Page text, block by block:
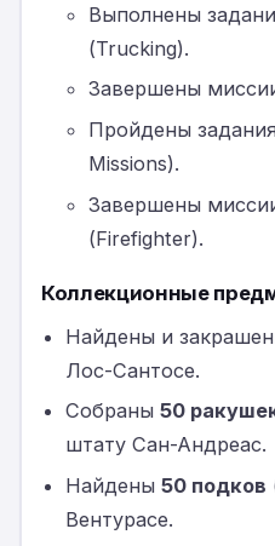
Выполнены
(Trucking).
Завершены
Пройдены
Missions).
Завершены
(Firefighter).
Коллекционные
Найдены и
Лос-Сантосе.
Собраны 50
штату Сан-Андреас.
Найдены 50 подков
Вентурасе.